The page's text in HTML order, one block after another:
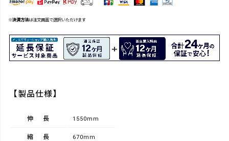
※決済方法は注文画面で選択いただけます
【製品仕様】
伸長 1550mm
縮長 670mm